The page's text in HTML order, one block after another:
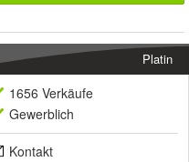
Platin
1656 Verkäufe
Gewerblich
Kontakt